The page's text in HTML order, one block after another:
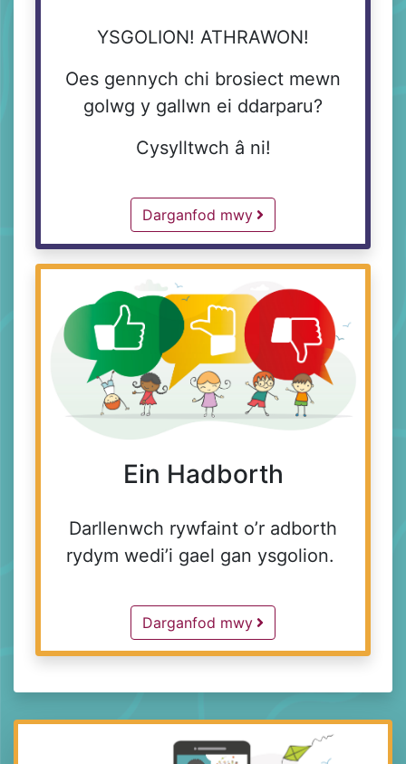
YSGOLION! ATHRAWON!
Oes gennych chi brosiect mewn
golwg y gallwn ei ddarparu?
Cysylltwch â ni!
Blog -
Darganfod mwy
Ein Hadborth
Darllenwch rywfaint o’r adborth
rydym wedi’i gael gan ysgolion.
Free Groups and Activities -
Darganfod mwy